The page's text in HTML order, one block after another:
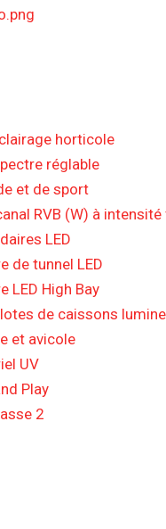
horticole
réglable
et de sport
RVB (W) à
LED
de tunnel LED
LED High Bay
de caissons
et avicole
UV
Play
2